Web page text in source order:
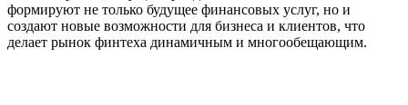
формируют не только будущее финансовых услуг, но и
создают новые возможности для бизнеса и клиентов, что
делает рынок финтеха динамичным и многообещающим.